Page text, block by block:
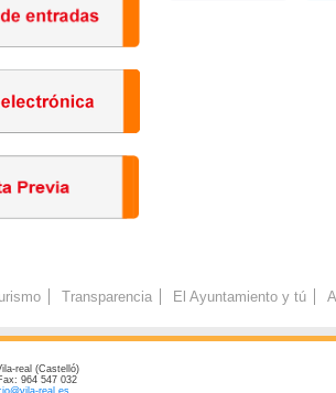
Transparencia El Ayuntamiento y tú
real (Castelló)
964 547 032